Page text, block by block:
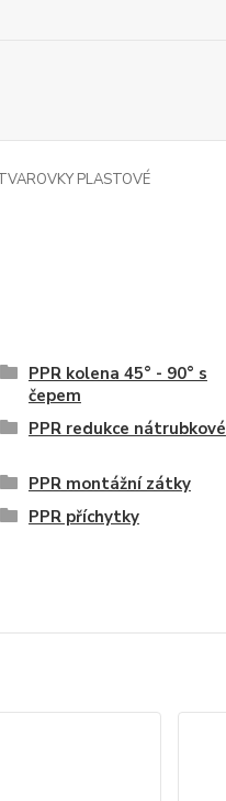
PLASTOVÉ
PPR kolena 45° - 90° s
čepem
PPR redukce nátrubkové
PPR montážní zátky
PPR příchytky